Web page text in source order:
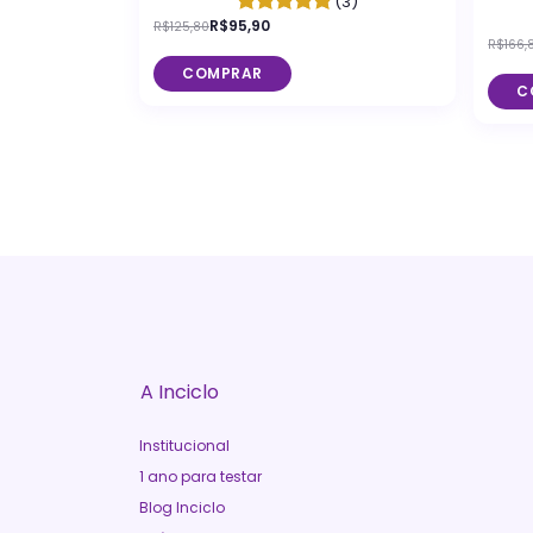
R$125,80R$95,90
COMPRAR
A Inciclo
Institucional
1 ano para testar
Blog Inciclo